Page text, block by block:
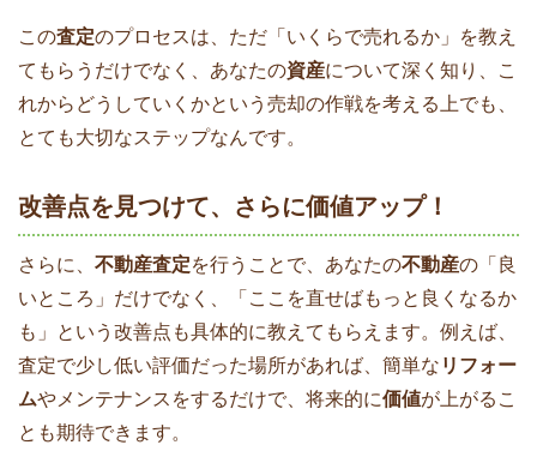
この査定のプロセスは、ただ「いくらで売れるか」を教え
てもらうだけでなく、あなたの資産について深く知り、こ
れからどうしていくかという売却の作戦を考える上でも、
とても大切なステップなんです。
改善点を見つけて、さらに価値アップ！
さらに、 不動産査定を行うことで、あなたの不動産の「良
いところ」だけでなく、「ここを直せばもっと良くなるか
も」という改善点も具体的に教えてもらえます。例えば、
査定で少し低い評価だった場所があれば、簡単な リフォー
ムやメンテナンスをするだけで、将来的に価値が上がるこ
とも期待できます。